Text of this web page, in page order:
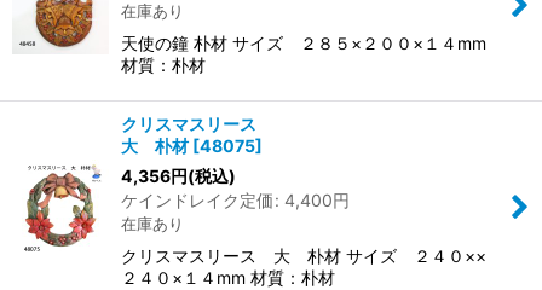
在庫あり
天使の鐘 朴材 サイズ ２８５×２００×１４mm
材質：朴材
クリスマスリース
大 朴材 [48075]
4,356円(税込)
ケインドレイク定価: 4,400円
在庫あり
クリスマスリース 大 朴材 サイズ ２４０××
２４０×１４mm 材質：朴材